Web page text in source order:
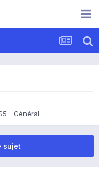
- Général
sujet